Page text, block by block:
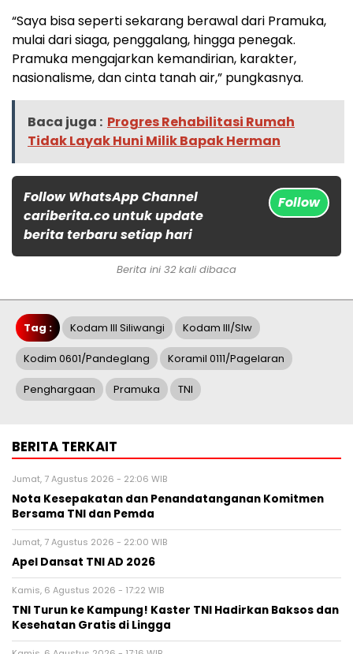
“Saya bisa seperti sekarang berawal dari Pramuka,
mulai dari siaga, penggalang, hingga penegak.
Pramuka mengajarkan kemandirian, karakter,
nasionalisme, dan cinta tanah air,” pungkasnya.
Baca juga : Progres Rehabilitasi Rumah
Tidak Layak Huni Milik Bapak Herman
Follow WhatsApp Channel
cariberita.co untuk update
berita terbaru setiap hari
Follow
Berita ini 32 kali dibaca
Tag : Kodam III Siliwangi Kodam III/Slw
Kodim 0601/Pandeglang Koramil 0111/Pagelaran
Penghargaan Pramuka TNI
BERITA TERKAIT
Jumat, 7 Agustus 2026 - 22:06 WIB
Nota Kesepakatan dan Penandatanganan Komitmen
Bersama TNI dan Pemda
Jumat, 7 Agustus 2026 - 22:00 WIB
Apel Dansat TNI AD 2026
Kamis, 6 Agustus 2026 - 17:22 WIB
TNI Turun ke Kampung! Kaster TNI Hadirkan Baksos dan
Kesehatan Gratis di Lingga